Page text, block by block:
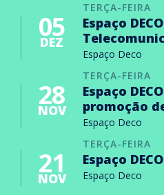
TERÇA-FEIRA
05
DEZ
Espaço
Espaço Deco
TERÇA-FEIRA
28
NOV
Espaço
promoção
Espaço Deco
TERÇA-FEIRA
21
NOV
Espaço
Espaço Deco